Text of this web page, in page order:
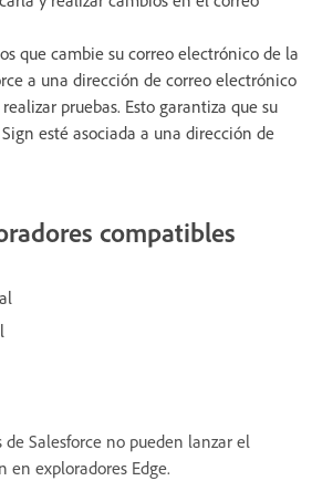
que cambie su correo electrónico de la
a una dirección de correo electrónico
pruebas. Esto garantiza que su
esté asociada a una dirección de
compatibles
Salesforce no pueden lanzar el
en exploradores Edge.